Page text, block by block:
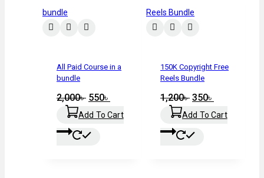
All Paid Course in a
bundle
2,000৳ 550৳
Add To Cart
150K Copyright Free
Reels Bundle
1,200৳ 350৳
Add To Cart